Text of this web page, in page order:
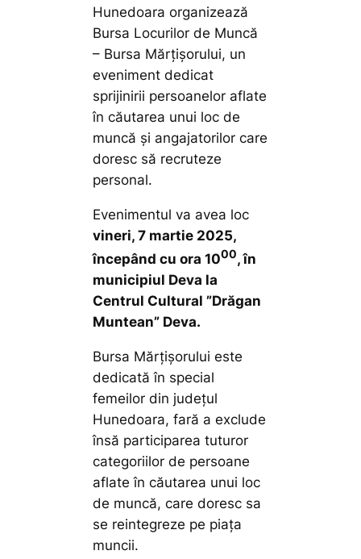
Hunedoara organizează
Bursa Locurilor de Muncă
– Bursa Mărțișorului, un
eveniment dedicat
sprijinirii persoanelor aflate
în căutarea unui loc de
muncă și angajatorilor care
doresc să recruteze
personal.
Evenimentul va avea loc
vineri, 7 martie 2025,
începând cu ora 1000, în
municipiul Deva la
Centrul Cultural ”Drăgan
Muntean” Deva.
Bursa Mărțișorului este
dedicată în special
femeilor din județul
Hunedoara, fară a exclude
însă participarea tuturor
categoriilor de persoane
aflate în căutarea unui loc
de muncă, care doresc sa
se reintegreze pe piața
muncii.